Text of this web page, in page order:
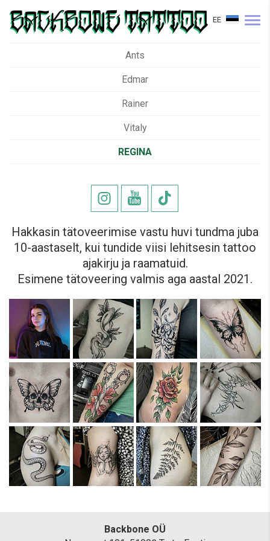
EE
Ants
Edmar
Rainer
Vitaly
REGINA
Hakkasin tätoveerimise vastu huvi tundma juba
10-aastaselt, kui tundide viisi lehitsesin tattoo
ajakirju ja raamatuid.
Esimene tätoveering valmis aga aastal 2021.
Backbone OÜ